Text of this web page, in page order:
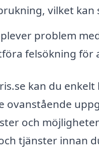
vilket kan
problem
felsökning
kan du
ovanstående
och
tjänster innan